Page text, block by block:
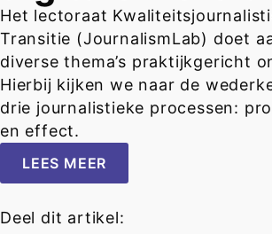
Het lectoraat
Transitie (JournalismLab) doet
diverse thema’s praktijkgericht
Hierbij kijken we naar de
drie journalistieke processen:
en effect.
LEES MEER
Deel dit artikel: